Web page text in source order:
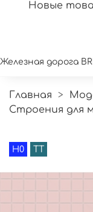
Новые
Железная дорога
Главная
Строения для
H0 TT